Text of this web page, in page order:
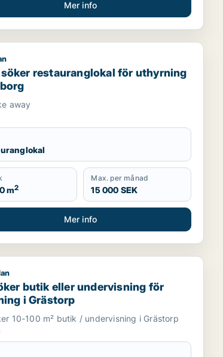
Mer info
Centrum
restauranglokal för uthyrning i Göteborg
söker restauranglokal för uthyrning
away
m2
Max. per månad
15 000 SEK
Mer info
butik eller undervisning för uthyrning i
butik eller undervisning för
i Grästorp
10-100 m² butik / undervisning i Grästorp